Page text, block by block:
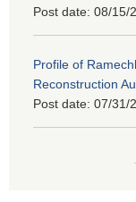
Post date: 08/15/
Profile of
Reconstruction
Post date: 07/31/